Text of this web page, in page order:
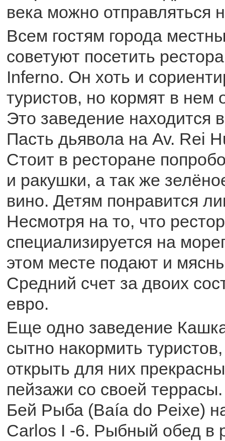
века можно отправляться
Всем гостям города
советуют посетить
Inferno. Он хоть и
туристов, но кормят в нем
Это заведение находится
Пасть дьявола на Av. Rei
Стоит в ресторане
и ракушки, а так же
вино. Детям понравится
Несмотря на то, что
специализируется на
этом месте подают и
Средний счет за двоих
евро.
Еще одно заведение
сытно накормить
открыть для них
пейзажи со своей
Бей Рыба (Baía do Peixe)
Carlos I -6. Рыбный обед в